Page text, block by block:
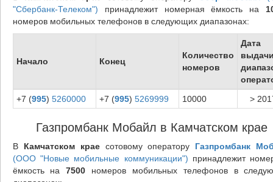
"Сбербанк-Телеком") принадлежит номерная ёмкость на
номеров мобильных телефонов в следующих диапазонах:
Начало Конец
Количество
номеров
Дата
+7 (995) 5260000 +7 (995) 5269999 10000 >
Газпромбанк Мобайл в Камчатском крае
В Камчатском краесотовому оператору Газпромбанк
(ООО "Новые мобильные коммуникации") принадлежит
ёмкость на7500 номеров мобильных телефонов в